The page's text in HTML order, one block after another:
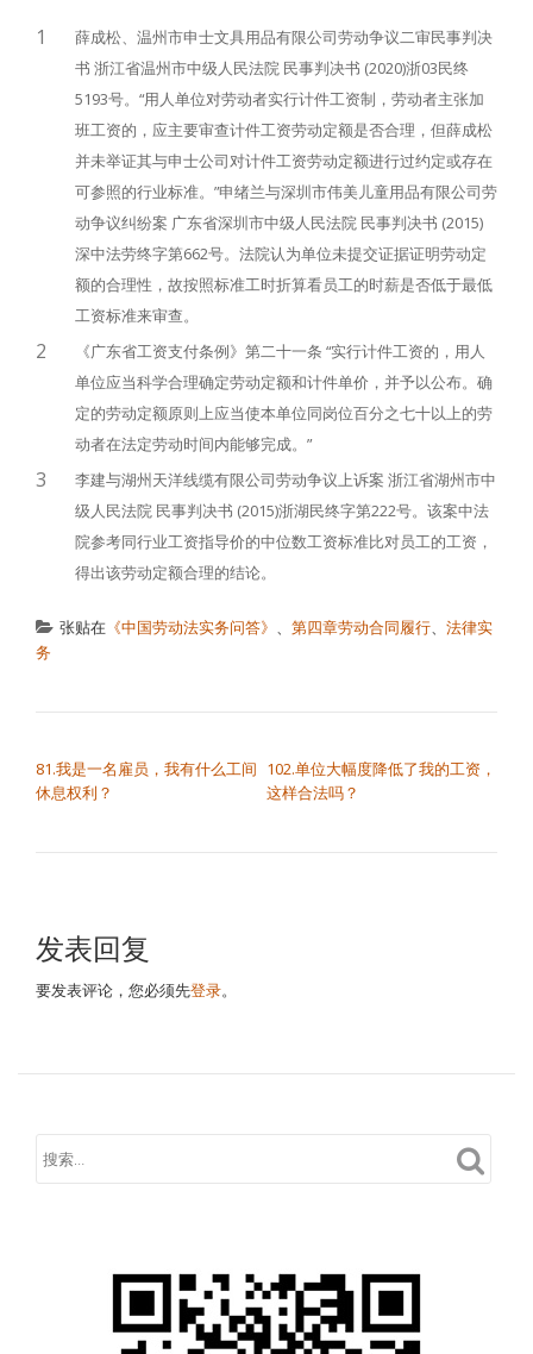
1
薛成松、温州市申士文具用品有限公司劳动争议二审民事判决
书 浙江省温州市中级人民法院 民事判决书 (2020)浙03民终
5193号。“用人单位对劳动者实行计件工资制，劳动者主张加
班工资的，应主要审查计件工资劳动定额是否合理，但薛成松
并未举证其与申士公司对计件工资劳动定额进行过约定或存在
可参照的行业标准。”申绪兰与深圳市伟美儿童用品有限公司劳
动争议纠纷案 广东省深圳市中级人民法院 民事判决书 (2015)
深中法劳终字第662号。法院认为单位未提交证据证明劳动定
额的合理性，故按照标准工时折算看员工的时薪是否低于最低
工资标准来审查。
2
《广东省工资支付条例》第二十一条 “实行计件工资的，用人
单位应当科学合理确定劳动定额和计件单价，并予以公布。确
定的劳动定额原则上应当使本单位同岗位百分之七十以上的劳
动者在法定劳动时间内能够完成。”
3
李建与湖州天洋线缆有限公司劳动争议上诉案 浙江省湖州市中
级人民法院 民事判决书 (2015)浙湖民终字第222号。该案中法
院参考同行业工资指导价的中位数工资标准比对员工的工资，
得出该劳动定额合理的结论。
张贴在 《中国劳动法实务问答》 、 第四章劳动合同履行、 法律实
务
81.我是一名雇员，我有什么工间
休息权利？
102.单位大幅度降低了我的工资，
这样合法吗？
发表回复
要发表评论，您必须先登录。